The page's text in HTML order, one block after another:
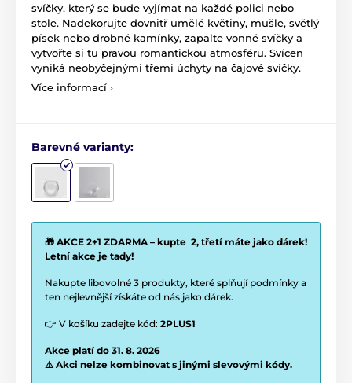
svíčky, který se bude vyjímat na každé polici nebo
stole. Nadekorujte dovnitř umělé květiny, mušle, světlý
písek nebo drobné kamínky, zapalte vonné svíčky a
vytvořte si tu pravou romantickou atmosféru. Svícen
vyniká neobyčejnými třemi úchyty na čajové svíčky.
Více informací ›
Barevné varianty:
🎁 AKCE 2+1 ZDARMA – kupte 2, třetí máte jako dárek!
Letní akce je tady!
Nakupte libovolné 3 produkty, které splňují podmínky a
ten nejlevnější získáte od nás jako dárek.
👉 V košíku zadejte kód: 2PLUS1
Akce platí do 31. 8. 2026
⚠️ Akci nelze kombinovat s jinými slevovými kódy.